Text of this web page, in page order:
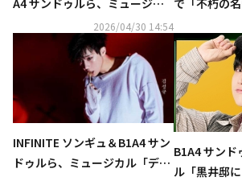
ル「あの日々」記者懇談会に出
2026/04/30 14:54
INFINITE ソンギュ＆B1A4 サン
ドゥルら、ミュージカル「デス
B1A4 サンド
ル「黒井邸